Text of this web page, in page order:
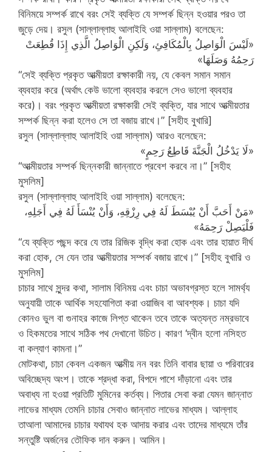
বিনিময়ে সম্পর্ক রাখে বরং সেই ব্যক্তি যে সম্পর্ক ছিন্ন হওয়ার পরও তা
জুড়ে দেয়। রসুল (সাল্লাল্লাহু আলাইহি ওয়া সাল্লাম) বলেছেন:
«لَيْسَ الْوَاصِلُ بِالْمُكَافِئِ، وَلَكِنِ الْوَاصِلُ الَّذِي إِذَا قُطِعَتْ
رَحِمُهُ وَصَلَهَا»
“সেই ব্যক্তি প্রকৃত আত্মীয়তা রক্ষাকারী নয়, যে কেবল সমান সমান
ব্যবহার করে (অর্থাৎ কেউ ভালো ব্যবহার করলে সেও ভালো ব্যবহার
করে)। বরং প্রকৃত আত্মীয়তা রক্ষাকারী সেই ব্যক্তি, যার সাথে আত্মীয়তার
সম্পর্ক ছিন্ন করা হলেও সে তা বজায় রাখে।” [সহীহ বুখারি]
রসুল (সাল্লাল্লাহু আলাইহি ওয়া সাল্লাম) আরও বলেছেন:
«لَا يَدْخُلُ الْجَنَّةَ قَاطِعُ رَحِمٍ»
“আত্মীয়তার সম্পর্ক ছিন্নকারী জান্নাতে প্রবেশ করবে না।” [সহীহ
মুসলিম]
রসুল (সাল্লাল্লাহু আলাইহি ওয়া সাল্লাম) বলেছেন:
«مَنْ أَحَبَّ أَنْ يُبْسَطَ لَهُ فِي رِزْقِهِ، وَأَنْ يُنْسَأَ لَهُ فِي أَجَلِهِ،
فَلْيَصِلْ رَحِمَهُ»
“যে ব্যক্তি পছন্দ করে যে তার রিজিক বৃদ্ধি করা হোক এবং তার হায়াত দীর্ঘ
করা হোক, সে যেন তার আত্মীয়তার সম্পর্ক বজায় রাখে।” [সহীহ বুখারি ও
মুসলিম]
চাচার সাথে সুন্দর কথা, সালাম বিনিময় এবং চাচা অভাবগ্রস্ত হলে সামর্থ্য
অনুযায়ী তাকে আর্থিক সহযোগিতা করা ওয়াজিব বা আবশ্যক। চাচা যদি
কোনও ভুল বা গুনাহর কাজে লিপ্ত থাকেন তবে তাকে অত্যন্ত নম্রভাবে
ও হিকমতের সাথে সঠিক পথ দেখানো উচিত। কারণ ‘দ্বীন হলো নসিহত
বা কল্যাণ কামনা।”
মোটকথা, চাচা কেবল একজন আত্মীয় নন বরং তিনি বাবার ছায়া ও পরিবারের
অবিচ্ছেদ্য অংশ। তাকে শ্রদ্ধা করা, বিপদে পাশে দাঁড়ানো এবং তার
অবাধ্য না হওয়া প্রতিটি মুমিনের কর্তব্য। পিতার সেবা করা যেমন জান্নাত
লাভের মাধ্যম তেমনি চাচার সেবাও জান্নাত লাভের মাধ্যম। আল্লাহ
তাআলা আমাদের চাচার যথাযথ হক আদায় করার এবং তাদের মাধ্যমে তাঁর
সন্তুষ্টি অর্জনের তৌফিক দান করুন। আমিন।